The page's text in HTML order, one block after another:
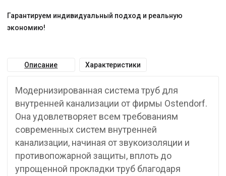
Гарантируем индивидуальный подход и реальную
экономию!
Описание Характеристики
Модернизированная система труб для
внутренней канализации от фирмы Ostendorf.
Она удовлетворяет всем требованиям
современных систем внутренней
канализации, начиная от звукоизоляции и
противопожарной защиты, вплоть до
упрощенной прокладки труб благодаря